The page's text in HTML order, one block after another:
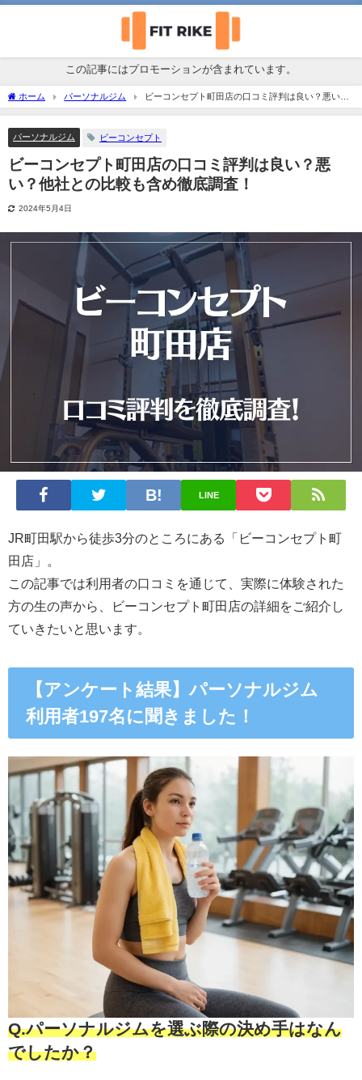
この記事にはプロモーションが含まれています。
ホーム パーソナルジム
ビーコンセプト町田店の口コミ評判は良い？悪い？
他社との比較も含め徹底調査！
パーソナルジム ビーコンセプト
ビーコンセプト町田店の口コミ評判は良い？悪
い？他社との比較も含め徹底調査！
2024年5月4日
LINE
JR町田駅から徒歩3分のところにある
「ビーコンセプト町
田店」。
この記事では利用者の口コミを通じて、実際に体験された
方の生の声から、ビーコンセプト町田店の詳細をご紹介し
ていきたいと思います。
【アンケート結果】パーソナルジム
利用者197名に聞きました！
Q.パーソナルジムを選ぶ際の決め手はなん
でしたか？